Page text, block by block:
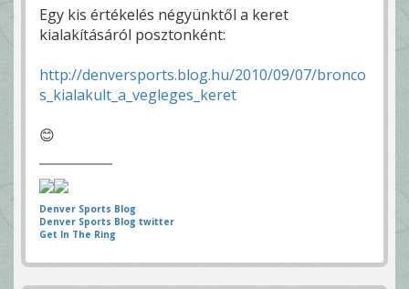
Egy kis értékelés négyünktől a keret
kialakításáról posztonként:
http://denversports.blog.hu/2010/09/07/bronco
s_kialakult_a_vegleges_keret
😊
Denver Sports Blog
Denver Sports Blog twitter
Get In The Ring